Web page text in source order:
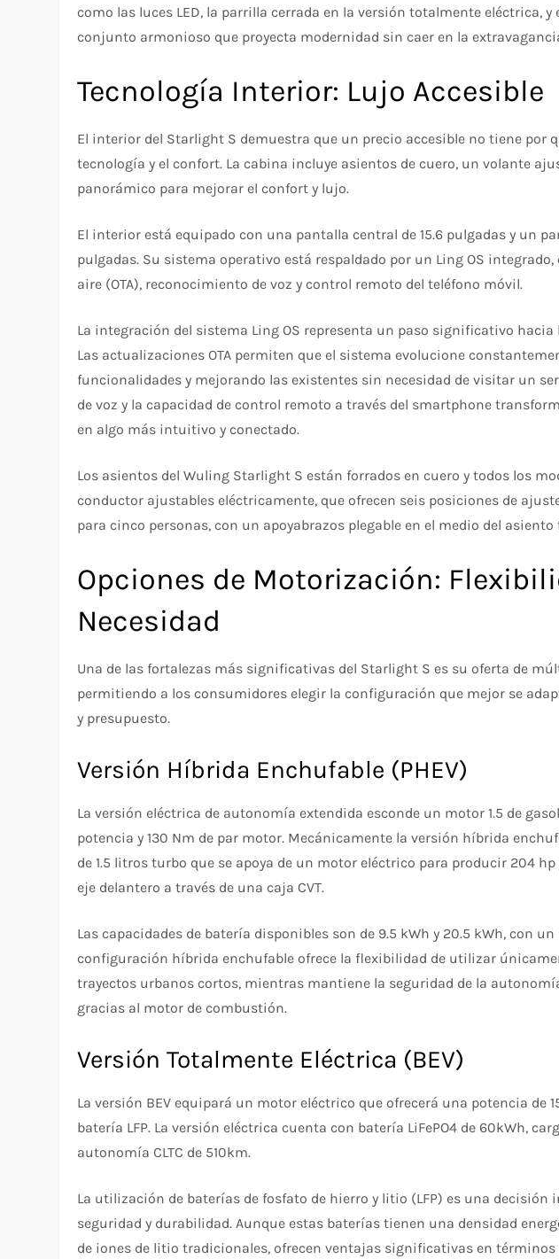
como las luces LED, la parrilla cerrada en la versión totalmente eléctrica,
conjunto armonioso que proyecta modernidad sin caer en la
Tecnología Interior: Lujo Accesible
El interior del Starlight S demuestra que un precio accesible no tiene por
tecnología y el confort. La cabina incluye asientos de cuero, un volante
panorámico para mejorar el confort y lujo.
El interior está equipado con una pantalla central de 15.6 pulgadas y un
pulgadas. Su sistema operativo está respaldado por un Ling OS
aire (OTA), reconocimiento de voz y control remoto del teléfono móvil.
La integración del sistema Ling OS representa un paso significativo
Las actualizaciones OTA permiten que el sistema evolucione
funcionalidades y mejorando las existentes sin necesidad de visitar un
de voz y la capacidad de control remoto a través del smartphone
en algo más intuitivo y conectado.
Los asientos del Wuling Starlight S están forrados en cuero y todos los
conductor ajustables eléctricamente, que ofrecen seis posiciones de
para cinco personas, con un apoyabrazos plegable en el medio del asiento
Opciones de Motorización:
Necesidad
Una de las fortalezas más significativas del Starlight S es su oferta de
permitiendo a los consumidores elegir la configuración que mejor se
y presupuesto.
Versión Híbrida Enchufable (PHEV)
La versión eléctrica de autonomía extendida esconde un motor 1.5 de
potencia y 130 Nm de par motor. Mecánicamente la versión híbrida
de 1.5 litros turbo que se apoya de un motor eléctrico para producir 204
eje delantero a través de una caja CVT.
Las capacidades de batería disponibles son de 9.5 kWh y 20.5 kWh, con
configuración híbrida enchufable ofrece la flexibilidad de utilizar
trayectos urbanos cortos, mientras mantiene la seguridad de la
gracias al motor de combustión.
Versión Totalmente Eléctrica (BEV)
La versión BEV equipará un motor eléctrico que ofrecerá una potencia de
batería LFP. La versión eléctrica cuenta con batería LiFePO4 de 60kWh,
autonomía CLTC de 510km.
La utilización de baterías de fosfato de hierro y litio (LFP) es una decisión
seguridad y durabilidad. Aunque estas baterías tienen una densidad
de iones de litio tradicionales, ofrecen ventajas significativas en